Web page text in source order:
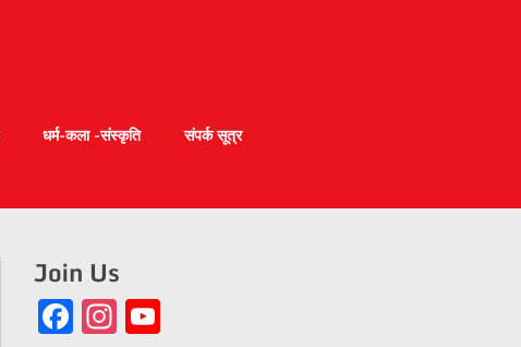
धर्म-कला -संस्कृति
संपर्क सूत्र
Join Us
Facebook
Instagram